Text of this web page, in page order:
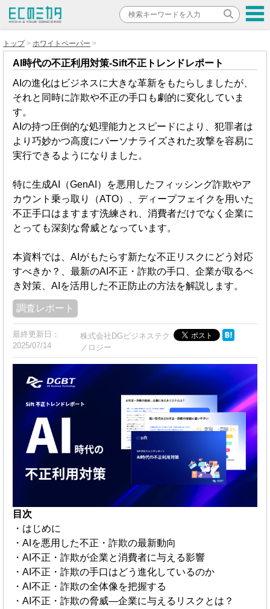
トップ ホワイトペーパー
AI時代の不正利用対策-Sift不正トレンドレポート
AIの進化はビジネスに大きな革新をもたらしましたが、
それと同時に詐欺や不正の手口も劇的に変化していま
す。
AIの持つ圧倒的な処理能力とスピードにより、犯罪者は
より巧妙かつ高度にパーソナライズされた攻撃を容易に
実行できるようになりました。
特に生成AI（GenAI）を悪用したフィッシング詐欺やア
カウント乗っ取り（ATO）、ディープフェイクを用いた
不正手口はますます洗練され、消費者だけでなく企業に
とっても深刻な脅威となっています。
本資料では、AIがもたらす新たな不正リスクにどう対応
すべきか？、最新のAI不正・詐欺の手口、企業が取るべ
き対策、AIを活用した不正防止の方法を解説します。
調査レポート
最終更新日：
2025/07/14
株式会社DGビジネステク
ノロジー
目次
・はじめに
・AIを悪用した不正・詐欺の最新動向
・AI不正・詐欺が企業と消費者に与える影響
・AI不正・詐欺の手口はどう進化しているのか
・AI不正・詐欺の全体像を把握する
・AI不正・詐欺の脅威—企業に与えるリスクとは？